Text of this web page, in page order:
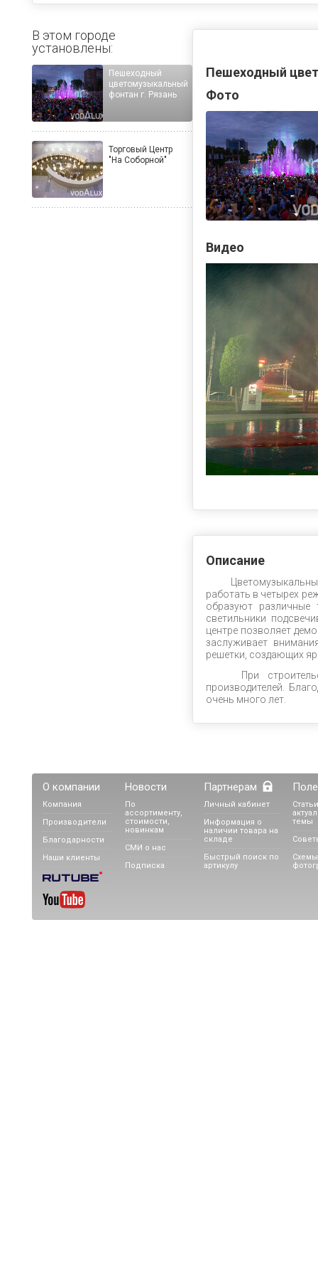
Пешеходный
Фото
Видео
Описание
работать в четырех
образуют
светильники
центре позволяет
заслуживает
решетки, создающих
При
производителей.
очень много лет.
В этом городе
установлены:
Пешеходный
цветомузыкальный
фонтан г. Рязань
Торговый Центр
"На Соборной"
О компании
Компания
Производители
Благодарности
Наши клиенты
Новости
По
ассортименту,
стоимости,
новинкам
СМИ о нас
Подписка
Партнерам
Личный кабинет
Информация о
наличии товара на
складе
Быстрый поиск по
артикулу
темы